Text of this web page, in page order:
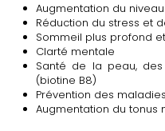
Augmentation du
Réduction du stress et
Sommeil plus profond
Clarté mentale
Santé de la peau,
(biotine B8)
Prévention des
Augmentation du tonus